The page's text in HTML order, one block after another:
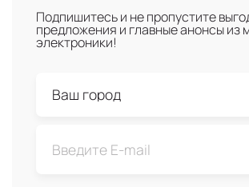
Подпишитесь и не пропустите
предложения и главные анонсы из
электроники!